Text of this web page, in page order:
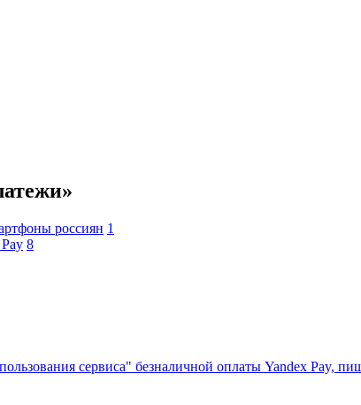
россиян 1
8
сервиса" безналичной оплаты Yandex Pay,